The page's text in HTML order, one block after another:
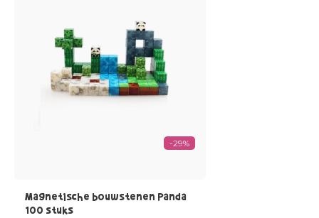
-29%
Magnetische bouwstenen Panda
100 stuks